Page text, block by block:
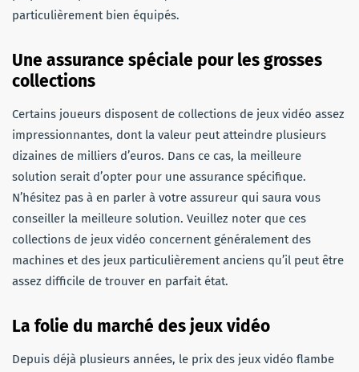
particulièrement bien équipés.
Une assurance spéciale pour les grosses
collections
Certains joueurs disposent de collections de jeux vidéo assez
impressionnantes, dont la valeur peut atteindre plusieurs
dizaines de milliers d’euros. Dans ce cas, la meilleure
solution serait d’opter pour une assurance spécifique.
N’hésitez pas à en parler à votre assureur qui saura vous
conseiller la meilleure solution. Veuillez noter que ces
collections de jeux vidéo concernent généralement des
machines et des jeux particulièrement anciens qu’il peut être
assez difficile de trouver en parfait état.
La folie du marché des jeux vidéo
Depuis déjà plusieurs années, le prix des jeux vidéo flambe